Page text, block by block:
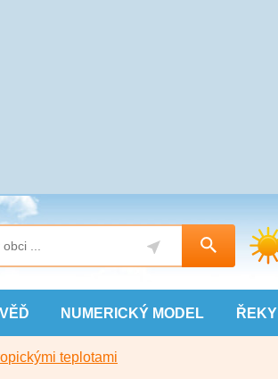
NUMERICKÝ MODEL ŘEKY
teplotami